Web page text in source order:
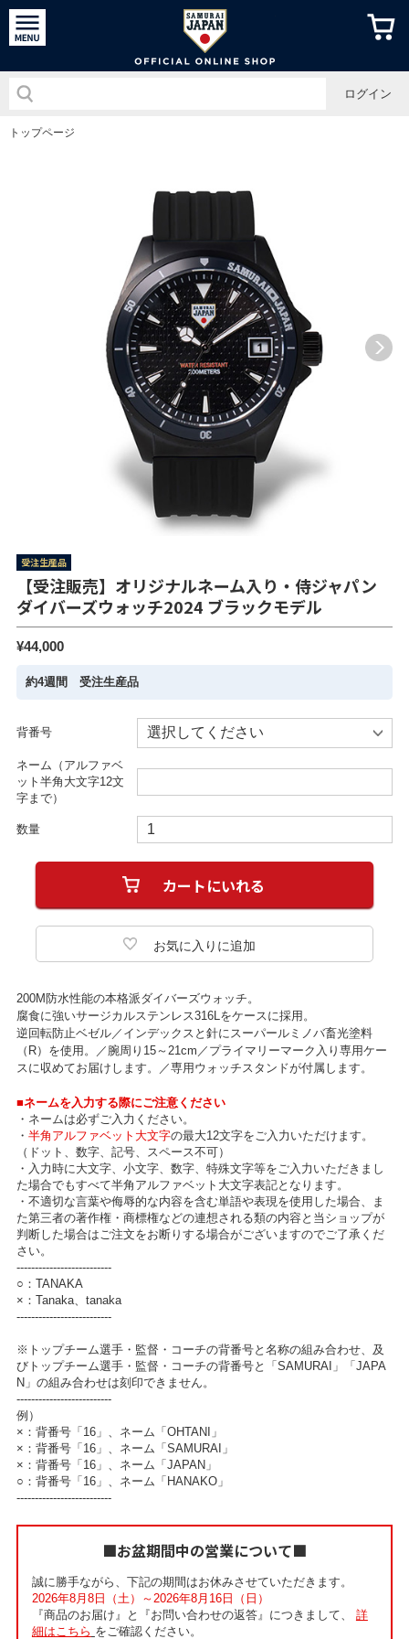
侍ジャパ
ログイン
トップページ
受注生産品
【受注販売】オリジナルネーム入り・侍ジャパン
ダイバーズウォッチ2024 ブラックモデル
¥44,000
約4週間 受注生産品
背番号
ネーム（アルファベ
ット半角大文字12文
字まで）
数量
200M防水性能の本格派ダイバーズウォッチ。
腐食に強いサージカルステンレス316Lをケースに採用。
逆回転防止ベゼル／インデックスと針にスーパールミノバ畜光塗料
（R）を使用。／腕周り15～21cm／プライマリーマーク入り専用ケー
スに収めてお届けします。／専用ウォッチスタンドが付属します。
■ネームを入力する際にご注意ください
・ネームは必ずご入力ください。
・ 半角アルファベット大文字の最大12文字をご入力いただけます。
（ドット、数字、記号、スペース不可）
・入力時に大文字、小文字、数字、特殊文字等をご入力いただきまし
た場合でもすべて半角アルファベット大文字表記となります。
・不適切な言葉や侮辱的な内容を含む単語や表現を使用した場合、ま
た第三者の著作権・商標権などの連想される類の内容と当ショップが
判断した場合はご注文をお断りする場合がございますのでご了承くだ
さい。
--------------------------
○：TANAKA
×：Tanaka、tanaka
--------------------------
※トップチーム選手・監督・コーチの背番号と名称の組み合わせ、及
びトップチーム選手・監督・コーチの背番号と「SAMURAI」「JAPA
N」の組み合わせは刻印できません。
--------------------------
例）
×：背番号「16」、ネーム「OHTANI」
×：背番号「16」、ネーム「SAMURAI」
×：背番号「16」、ネーム「JAPAN」
○：背番号「16」、ネーム「HANAKO」
--------------------------
■お盆期間中の営業について■
誠に勝手ながら、下記の期間はお休みさせていただきます。
2026年8月8日（土）～2026年8月16日（日）
『商品のお届け』と『お問い合わせの返答』につきまして、 詳
細はこちら をご確認ください。